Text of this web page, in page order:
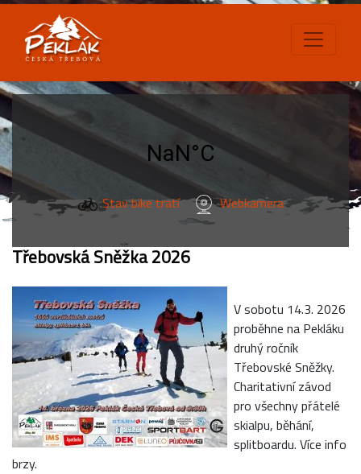
Stav bike tratí Webkamera
Třebovská Sněžka 2026
V sobotu 14.3. 2026
proběhne na Pekláku
druhý ročník
Třebovské Sněžky.
Charitativní závod
pro všechny přátelé
skialpu, běhání,
splitboardu. Více info
brzy.